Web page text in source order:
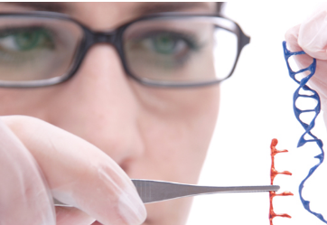
واحة المرأة
منذ 9 سنوات